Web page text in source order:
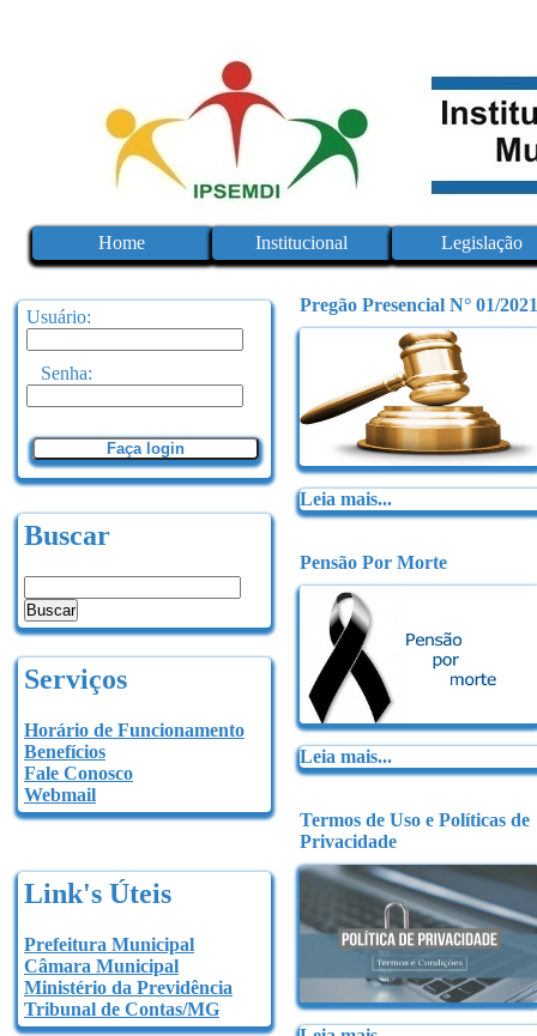
Home Institucional Legislação
Usuário:
Senha:
Faça login
Buscar
Serviços
Horário de Funcionamento
Benefícios
Fale Conosco
Webmail
Link's Úteis
Prefeitura Municipal
Câmara Municipal
Ministério da Previdência
Tribunal de Contas/MG
Pregão Presencial N° 01/2021
Leia mais...
Pensão Por Morte
Leia mais...
Termos de Uso e Políticas de
Privacidade